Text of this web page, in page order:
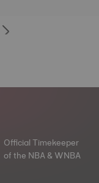
Official Timekeeper
of the NBA & WNBA